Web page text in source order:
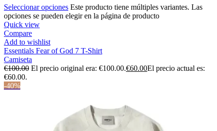
Seleccionar opciones Este producto tiene múltiples variantes. Las
opciones se pueden elegir en la página de producto
Quick view
Compare
Add to wishlist
Essentials Fear of God 7 T-Shirt
Camiseta
€100.00 El precio original era: €100.00.€60.00El precio actual es:
€60.00.
-40%